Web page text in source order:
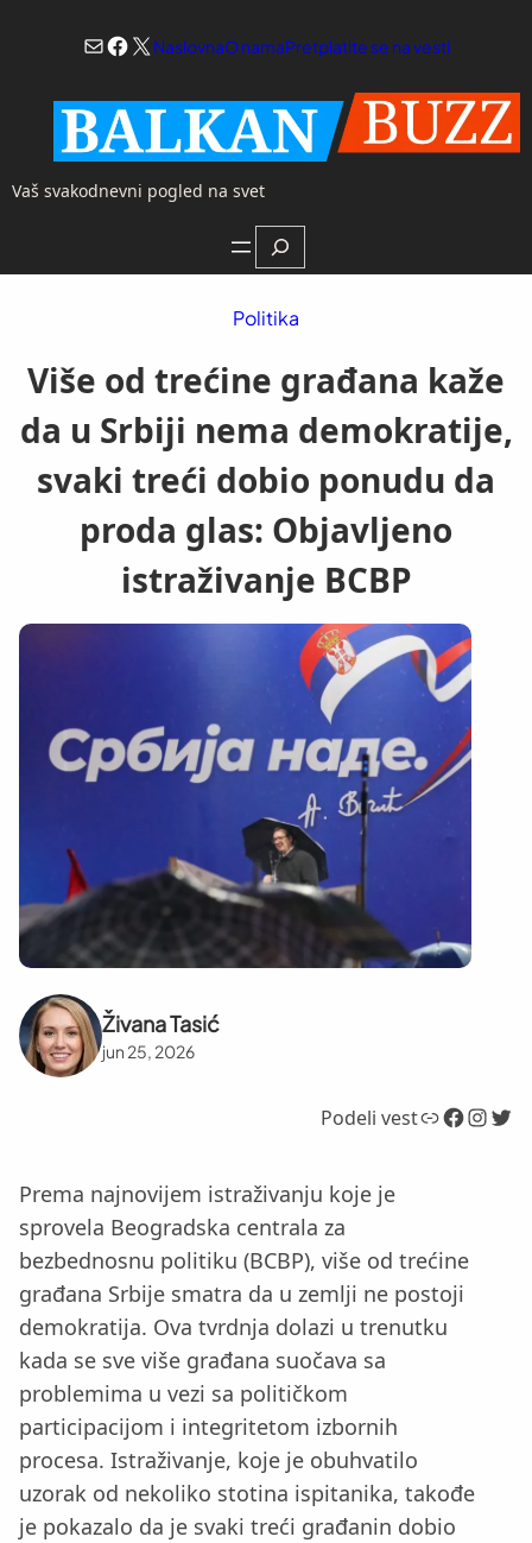
Mail
Facebook
X NaslovnaO namaPretplatite se na vesti
Vaš svakodnevni pogled na svet
Search
Politika
Više od trećine građana kaže
da u Srbiji nema demokratije,
svaki treći dobio ponudu da
proda glas: Objavljeno
istraživanje BCBP
Živana Tasić
jun 25, 2026
Podeli vestLink Facebook InstagramTwitter
Prema najnovijem istraživanju koje je
sprovela Beogradska centrala za
bezbednosnu politiku (BCBP), više od trećine
građana Srbije smatra da u zemlji ne postoji
demokratija. Ova tvrdnja dolazi u trenutku
kada se sve više građana suočava sa
problemima u vezi sa političkom
participacijom i integritetom izbornih
procesa. Istraživanje, koje je obuhvatilo
uzorak od nekoliko stotina ispitanika, takođe
je pokazalo da je svaki treći građanin dobio